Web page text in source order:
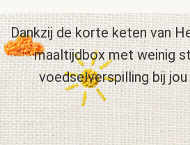
Dankzij de korte keten van
maaltijdbox met weinig
voedselverspilling bij